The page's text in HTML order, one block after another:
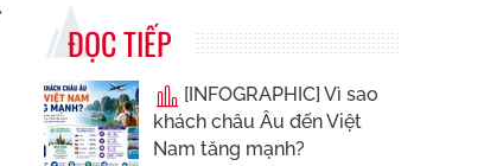
ĐỌC TIẾP
[INFOGRAPHIC] Vì sao
khách châu Âu đến Việt
Nam tăng mạnh?